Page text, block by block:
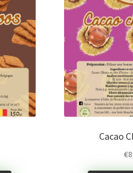
Cacao
€